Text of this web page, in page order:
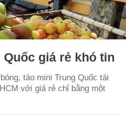
giá rẻ khó tin
táo mini Trung Quốc tái
với giá rẻ chỉ bằng một